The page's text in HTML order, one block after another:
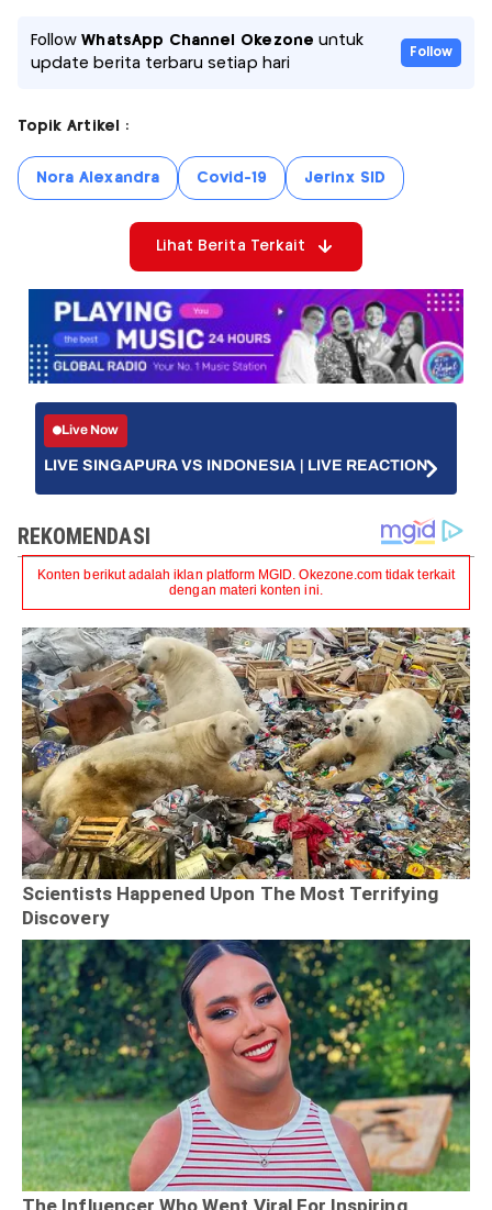
FollowWhatsApp Channel Okezone untuk
update berita terbaru setiap hari
Follow
Topik Artikel :
Nora Alexandra Covid-19 Jerinx SID
Lihat Berita Terkait
Live Now
LIVE SINGAPURA VS INDONESIA | LIVE REACTION